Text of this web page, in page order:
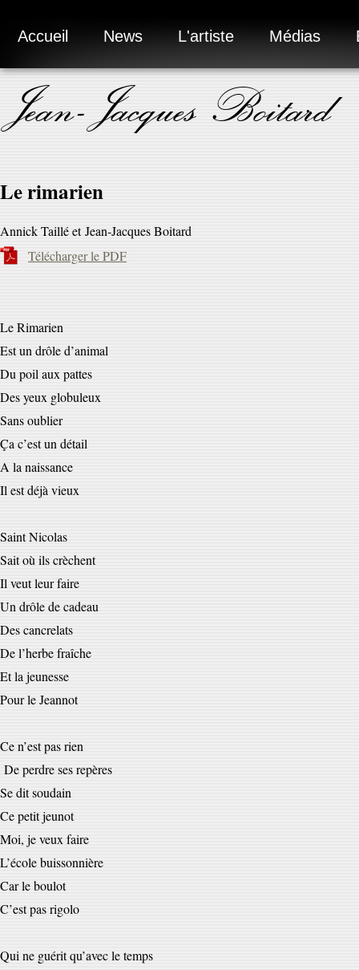
Accueil News L'artiste Médias
Jean-Jacques Boitard
Le rimarien
Annick Taillé et Jean-Jacques Boitard
Télécharger le PDF
Le Rimarien
Est un drôle d’animal
Du poil aux pattes
Des yeux globuleux
Sans oublier
Ça c’est un détail
A la naissance
Il est déjà vieux
Saint Nicolas
Sait où ils crèchent
Il veut leur faire
Un drôle de cadeau
Des cancrelats
De l’herbe fraîche
Et la jeunesse
Pour le Jeannot
Ce n’est pas rien
De perdre ses repères
Se dit soudain
Ce petit jeunot
Moi, je veux faire
L’école buissonnière
Car le boulot
C’est pas rigolo
Qui ne guérit qu’avec le temps